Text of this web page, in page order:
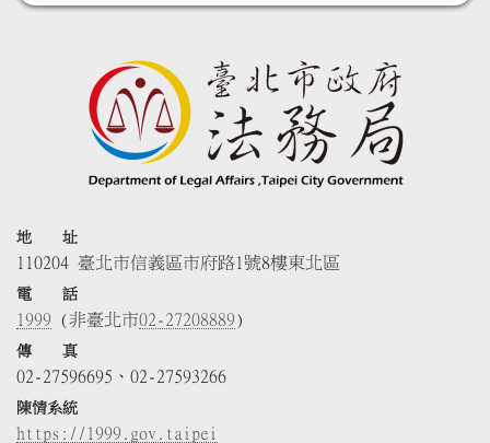
地 址
110204 臺北市信義區市府路1號8樓東北區
電 話
1999 (非臺北市02-27208889)
傳 真
02-27596695、02-27593266
陳情系統
https://1999.gov.taipei